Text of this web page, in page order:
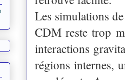
Les simulations
CDM reste trop
interactions
régions internes,